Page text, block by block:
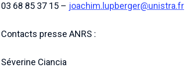
03 68 85 37 15 – joachim.lupberger@unistra.fr
Contacts presse ANRS :
Séverine Ciancia